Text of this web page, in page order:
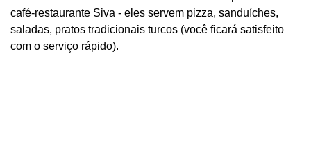
café-restaurante Siva - eles servem pizza, sanduíches,
saladas, pratos tradicionais turcos (você ficará satisfeito
com o serviço rápido).